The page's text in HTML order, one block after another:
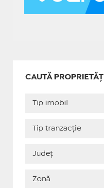
CAUTĂ PROPRIETĂȚI